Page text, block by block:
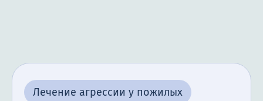
Лечение агрессии у пожилых